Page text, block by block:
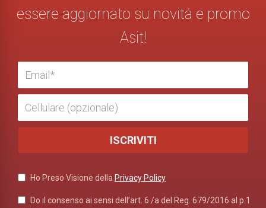
essere aggiornato su novità e promo
Asit!
Ho Preso Visione della Privacy Policy
Do il consenso ai sensi dell’art. 6 /a del Reg. 679/2016 al p.1